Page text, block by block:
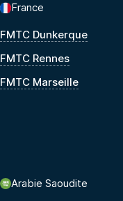
France
FMTC Dunkerque
FMTC Rennes
FMTC Marseille
Arabie Saoudite